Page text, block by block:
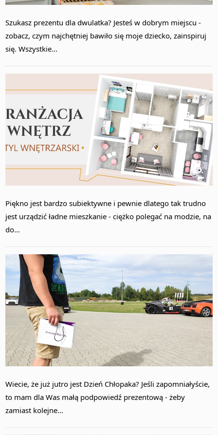
Szukasz prezentu dla dwulatka? Jesteś w dobrym miejscu -
zobacz, czym najchętniej bawiło się moje dziecko, zainspiruj
się. Wszystkie...
Piękno jest bardzo subiektywne i pewnie dlatego tak trudno
jest urządzić ładne mieszkanie - ciężko polegać na modzie, na
do...
Wiecie, że już jutro jest Dzień Chłopaka? Jeśli zapomniałyście,
to mam dla Was małą podpowiedź prezentową - żeby
zamiast kolejne...